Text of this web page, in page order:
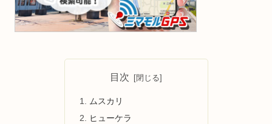
目次
ムスカリ
ヒューケラ